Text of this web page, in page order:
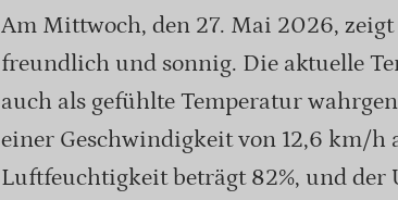
Am Mittwoch, den 27. Mai 2026,
freundlich und sonnig. Die aktuelle
auch als gefühlte Temperatur
einer Geschwindigkeit von 12,6 km/
Luftfeuchtigkeit beträgt 82%, und der